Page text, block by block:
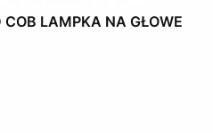
LAMPKA NA GŁOWE